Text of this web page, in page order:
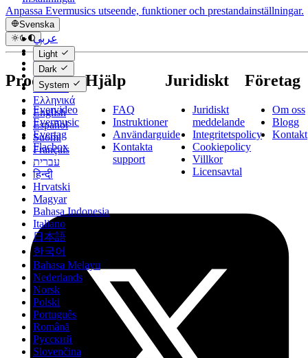
Anpassa Evermusics utseende, funktioner och prestandainställningar.
Svenska
عربي
Català
Čeština
Dansk
Deutsch
Ελληνικά
English
Español
Suomi
Français
עברית
हिन्दी
Hrvatski
Magyar
Bahasa Indonesia
Italiano
日本語
한국어
Bahasa Melayu
Nederlands
Norsk
Polski
Português
Română
Русский
Slovenčina
Light
Dark
System
Produkter
Evervideo
Evermusic
Evertag
Flacbox
Hjälp
FAQ
Instruktioner
Användarguide
Kontakta
support
Juridiskt
Juridiskt
meddelande
Integritetspolicy
Cookiepolicy
Villkor
Licensavtal
Företag
Om oss
Blogg
Kontakt